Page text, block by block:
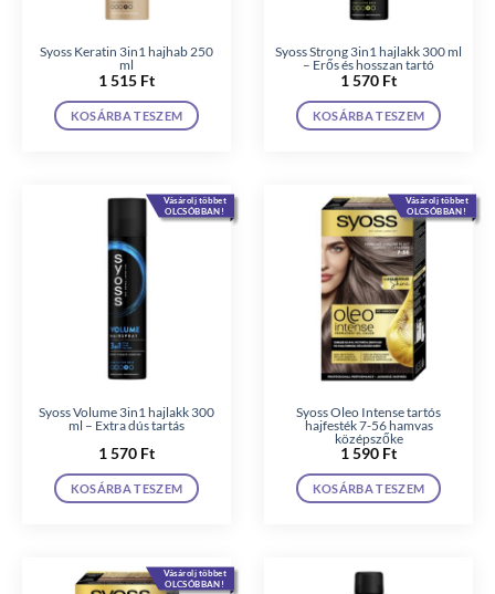
Syoss Keratin 3in1 hajhab 250
ml
1 515 Ft
KOSÁRBA TESZEM
Syoss Strong 3in1 hajlakk 300 ml
– Erős és hosszan tartó
1 570 Ft
KOSÁRBA TESZEM
Vásárolj többet
OLCSÓBBAN!
Syoss Volume 3in1 hajlakk 300
ml – Extra dús tartás
1 570 Ft
KOSÁRBA TESZEM
Vásárolj többet
OLCSÓBBAN!
Syoss Oleo Intense tartós
hajfesték 7-56 hamvas
középszőke
1 590 Ft
KOSÁRBA TESZEM
Vásárolj többet
OLCSÓBBAN!